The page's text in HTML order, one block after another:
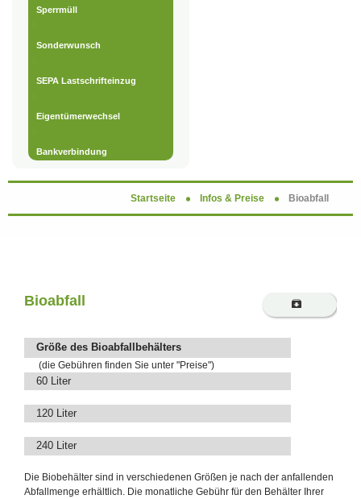
Sperrmüll
Sonderwunsch
SEPA Lastschrifteinzug
Eigentümerwechsel
Bankverbindung
Startseite Infos & Preise Bioabfall
Bioabfall
Größe des Bioabfallbehälters
(die Gebühren finden Sie unter "Preise")
60 Liter
120 Liter
240 Liter
Die Biobehälter sind in verschiedenen Größen je nach der anfallenden
Abfallmenge erhältlich. Die monatliche Gebühr für den Behälter Ihrer